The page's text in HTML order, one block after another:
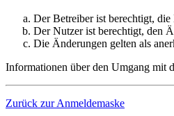
Der Betreiber ist berechtigt,
Der Nutzer ist berechtigt, den
Die Änderungen gelten als
Informationen über den Umgang mit
Zurück zur Anmeldemaske